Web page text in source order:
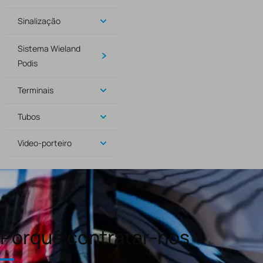
Sinalização
Sistema Wieland
Podis
Terminais
Tubos
Video-porteiro
Porquê contratar-nos